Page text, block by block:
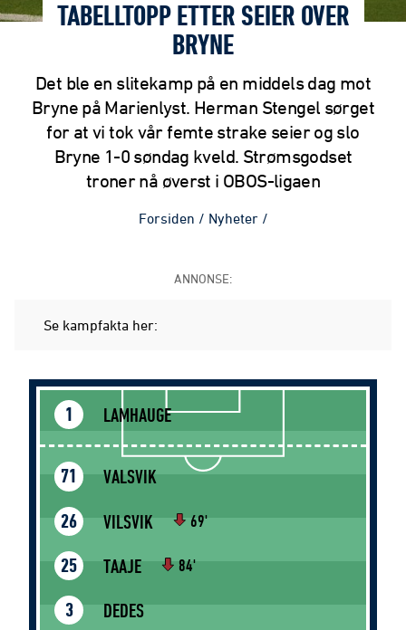
TABELLTOPP ETTER SEIER OVER
BRYNE
Det ble en slitekamp på en middels dag mot
Bryne på Marienlyst. Herman Stengel sørget
for at vi tok vår femte strake seier og slo
Bryne 1-0 søndag kveld. Strømsgodset
troner nå øverst i OBOS-ligaen
Forsiden / Nyheter /
ANNONSE:
Se kampfakta her:
1 LAMHAUGE
71 VALSVIK
26 VILSVIK 69'
25 TAAJE 84'
3 DEDES